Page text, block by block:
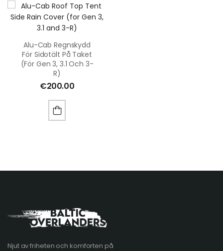
Alu-Cab Regnskydd
För Sidotält På Taket
(för Gen 3, 3.1 Och 3-
R)
€200.00
Njut av friheten och komforten på